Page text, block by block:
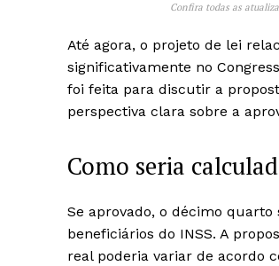
Confira todas as
Até agora, o projeto de lei
significativamente no
foi feita para discutir a
perspectiva clara sobre a
Como seria
Se aprovado, o décimo
beneficiários do INSS. A
real poderia variar de acordo